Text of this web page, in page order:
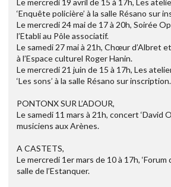
‘Enquête policière’ à la salle Résano sur
Le mercredi 24 mai de 17 à 20h, Soirée
l’Etabli au Pôle associatif.
Le samedi 27 mai à 21h, Chœur d’Albret
à l’Espace culturel Roger Hanin.
Le mercredi 21 juin de 15 à 17h, Les
‘Les sons’ à la salle Résano sur inscription.
PONTONX SUR L’ADOUR,
Le samedi 11 mars à 21h, concert ‘David
musiciens aux Arènes.
A CASTETS,
Le mercredi 1er mars de 10 à 17h, ‘Forum
salle de l’Estanquer.